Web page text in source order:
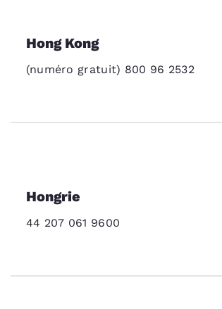
Hong Kong
(numéro gratuit) 800 96 2532
Hongrie
44 207 061 9600